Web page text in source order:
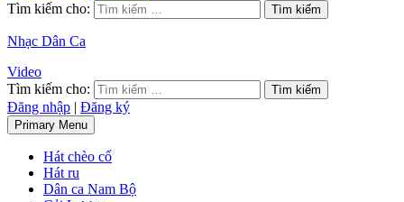
Tìm kiếm cho:
Nhạc Dân Ca
Video
Tìm kiếm cho:
Đăng nhập | Đăng ký
Primary Menu
Hát chèo cổ
Hát ru
Dân ca Nam Bộ